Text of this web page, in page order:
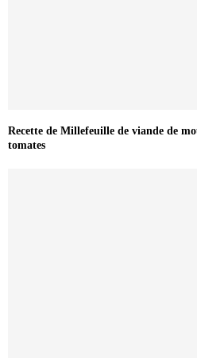
Recette de Millefeuille de viande de
tomates